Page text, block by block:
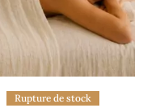
Rupture de stock